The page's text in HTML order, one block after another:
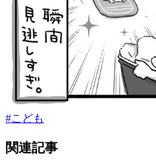
#こども
関連記事